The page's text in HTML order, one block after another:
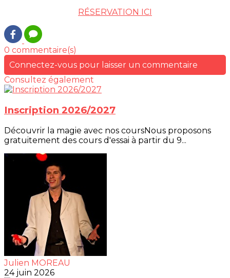
RÉSERVATION ICI
0 commentaire(s)
Connectez-vous pour laisser un commentaire
Consultez également
Inscription 2026/2027
Découvrir la magie avec nos coursNous proposons
gratuitement des cours d'essai à partir du 9...
Julien MOREAU
24 juin 2026